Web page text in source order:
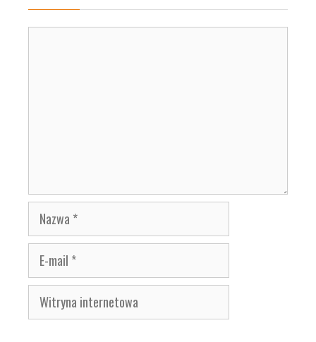
Nazwa
E-
mail
Witryna
internetowa